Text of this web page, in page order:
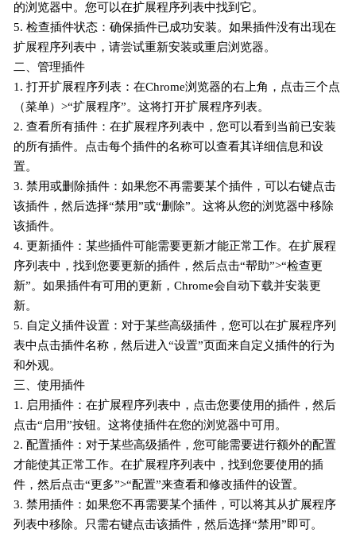
的浏览器中。您可以在扩展程序列表中找到它。
5. 检查插件状态：确保插件已成功安装。如果插件没有出现在
扩展程序列表中，请尝试重新安装或重启浏览器。
二、管理插件
1. 打开扩展程序列表：在Chrome浏览器的右上角，点击三个点
（菜单）>“扩展程序”。这将打开扩展程序列表。
2. 查看所有插件：在扩展程序列表中，您可以看到当前已安装
的所有插件。点击每个插件的名称可以查看其详细信息和设
置。
3. 禁用或删除插件：如果您不再需要某个插件，可以右键点击
该插件，然后选择“禁用”或“删除”。这将从您的浏览器中移除
该插件。
4. 更新插件：某些插件可能需要更新才能正常工作。在扩展程
序列表中，找到您要更新的插件，然后点击“帮助”>“检查更
新”。如果插件有可用的更新，Chrome会自动下载并安装更
新。
5. 自定义插件设置：对于某些高级插件，您可以在扩展程序列
表中点击插件名称，然后进入“设置”页面来自定义插件的行为
和外观。
三、使用插件
1. 启用插件：在扩展程序列表中，点击您要使用的插件，然后
点击“启用”按钮。这将使插件在您的浏览器中可用。
2. 配置插件：对于某些高级插件，您可能需要进行额外的配置
才能使其正常工作。在扩展程序列表中，找到您要使用的插
件，然后点击“更多”>“配置”来查看和修改插件的设置。
3. 禁用插件：如果您不再需要某个插件，可以将其从扩展程序
列表中移除。只需右键点击该插件，然后选择“禁用”即可。